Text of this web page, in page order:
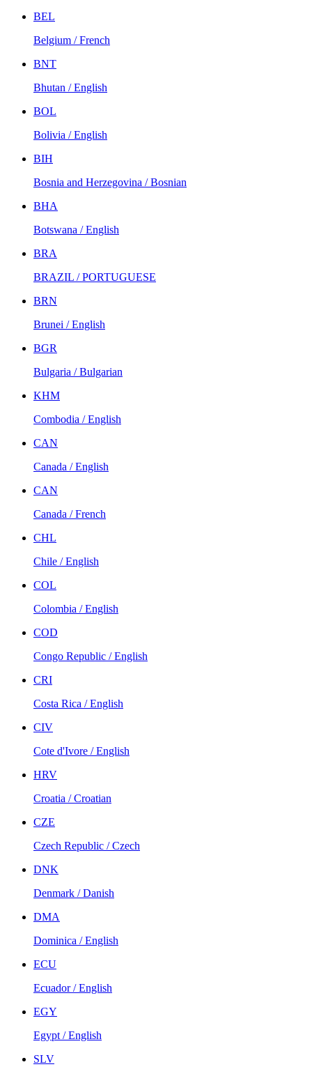
BEL
Belgium / French
BNT
Bhutan / English
BOL
Bolivia / English
BIH
Bosnia and Herzegovina / Bosnian
BHA
Botswana / English
BRA
BRAZIL / PORTUGUESE
BRN
Brunei / English
BGR
Bulgaria / Bulgarian
KHM
Combodia / English
CAN
Canada / English
CAN
Canada / French
CHL
Chile / English
COL
Colombia / English
COD
Congo Republic / English
CRI
Costa Rica / English
CIV
Cote d'Ivore / English
HRV
Croatia / Croatian
CZE
Czech Republic / Czech
DNK
Denmark / Danish
DMA
Dominica / English
ECU
Ecuador / English
EGY
Egypt / English
SLV